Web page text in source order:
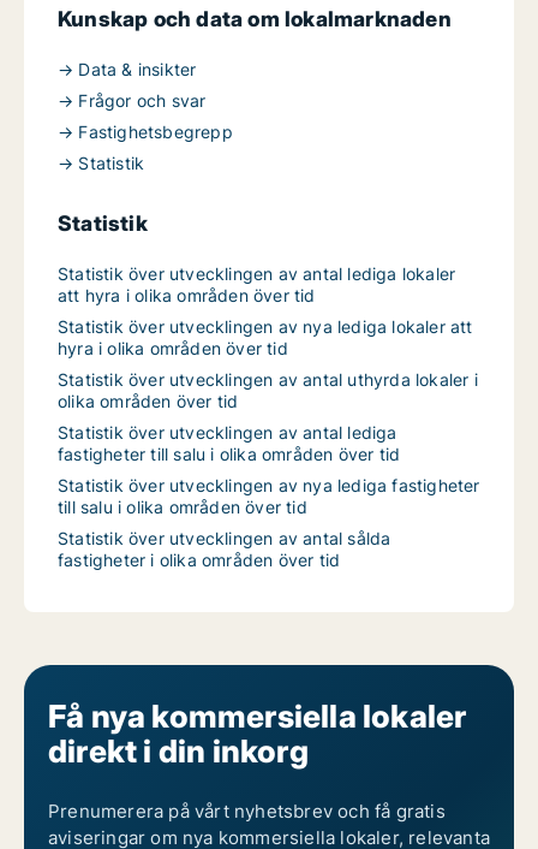
Kunskap och data om lokalmarknaden
→ Data & insikter
→ Frågor och svar
→ Fastighetsbegrepp
→ Statistik
Statistik
Statistik över utvecklingen av antal lediga lokaler
att hyra i olika områden över tid
Statistik över utvecklingen av nya lediga lokaler att
hyra i olika områden över tid
Statistik över utvecklingen av antal uthyrda lokaler i
olika områden över tid
Statistik över utvecklingen av antal lediga
fastigheter till salu i olika områden över tid
Statistik över utvecklingen av nya lediga fastigheter
till salu i olika områden över tid
Statistik över utvecklingen av antal sålda
fastigheter i olika områden över tid
Få nya kommersiella lokaler
direkt i din inkorg
Prenumerera på vårt nyhetsbrev och få gratis
aviseringar om nya kommersiella lokaler, relevanta